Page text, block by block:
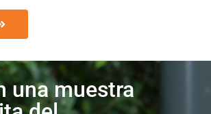
una muestra